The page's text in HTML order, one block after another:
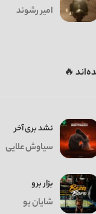
امیر رشوند
🔥
نشد بری آخر
سیاوش علایی
بزار برو
شایان یو